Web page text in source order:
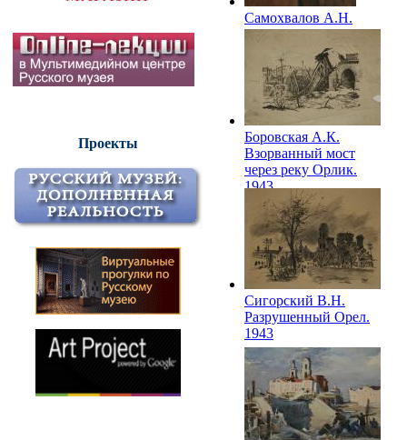
Проекты
Самохвалов А.Н.
Автопортрет. 1940-е
Боровская А.К.
Взорванный мост
через реку Орлик.
1943
Сигорский В.Н.
Разрушенный Орел.
1943